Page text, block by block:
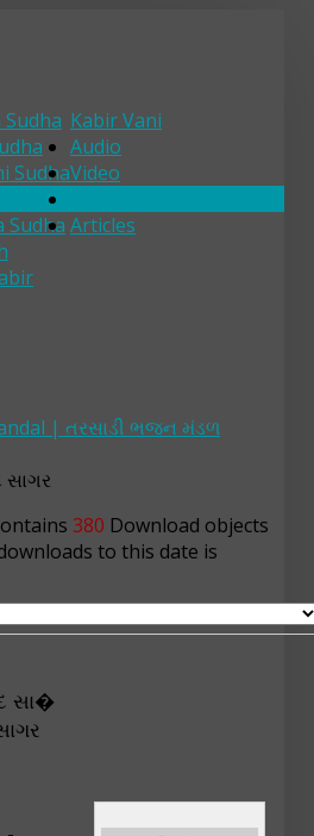
Kabir Vani
Sudha
Sudha
Audio
Video
Articles
| તરસાડી ભજન મંડળ
380 Download objects
to this date is